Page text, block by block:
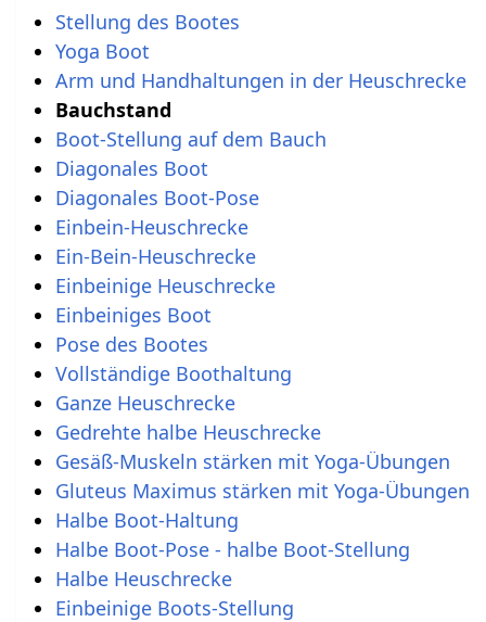
Stellung des Bootes
Yoga Boot
Arm und Handhaltungen in der Heuschrecke
Bauchstand
Boot-Stellung auf dem Bauch
Diagonales Boot
Diagonales Boot-Pose
Einbein-Heuschrecke
Ein-Bein-Heuschrecke
Einbeinige Heuschrecke
Einbeiniges Boot
Pose des Bootes
Vollständige Boothaltung
Ganze Heuschrecke
Gedrehte halbe Heuschrecke
Gesäß-Muskeln stärken mit Yoga-Übungen
Gluteus Maximus stärken mit Yoga-Übungen
Halbe Boot-Haltung
Halbe Boot-Pose - halbe Boot-Stellung
Halbe Heuschrecke
Einbeinige Boots-Stellung